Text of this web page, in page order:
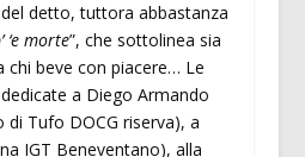
del detto, tuttora abbastanza
‘e morte”, che sottolinea sia
chi beve con piacere… Le
a Diego Armando
di Tufo DOCG riserva), a
IGT Beneventano), alla